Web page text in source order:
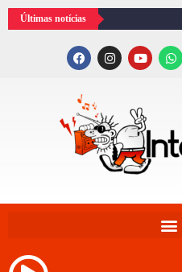
Últimas notícias